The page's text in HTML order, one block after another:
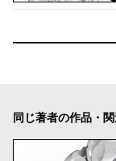
同じ著者の作品・